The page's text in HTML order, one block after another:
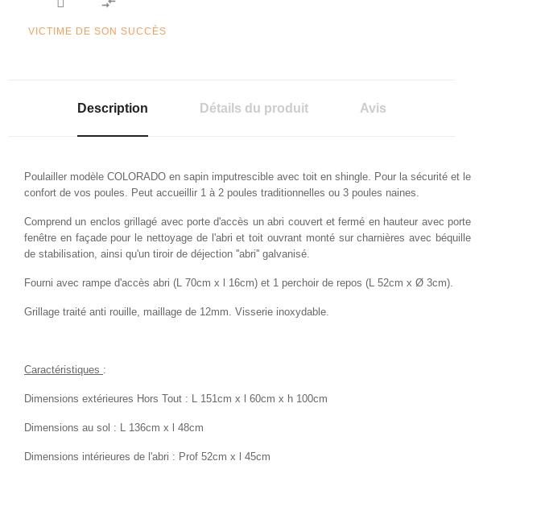
VICTIME DE SON SUCCÈS
Description Détails du produit Avis
Poulailler modèle COLORADO en sapin imputrescible avec toit en shingle. Pour la sécurité et le
confort de vos poules. Peut accueillir 1 à 2 poules traditionnelles ou 3 poules naines.
Comprend un enclos grillagé avec porte d'accès un abri couvert et fermé en hauteur avec porte
fenêtre en façade pour le nettoyage de l'abri et toit ouvrant monté sur charnières avec béquille
de stabilisation, ainsi qu'un tiroir de déjection ''abri'' galvanisé.
Fourni avec rampe d'accès abri (L 70cm x l 16cm) et 1 perchoir de repos (L 52cm x Ø 3cm).
Grillage traité anti rouille, maillage de 12mm . Visserie inoxydable.
Caractéristiques :
Dimensions extérieures Hors Tout : L 151cm x l 60cm x h 100cm
Dimensions au sol : L 136cm x l 48cm
Dimensions intérieures de l'abri : Prof 52cm x l 45cm